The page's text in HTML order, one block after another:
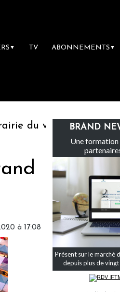
▼ TV ABONNEMENTS ▼
du voyage Le
à 17:08
BRAND
Une
Présent sur le marché
depuis plus de vingt